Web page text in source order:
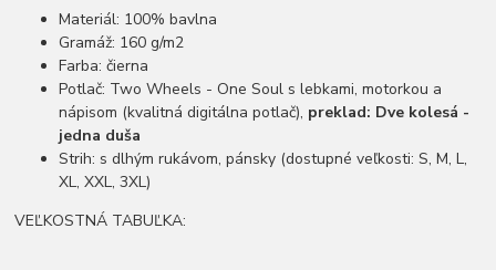
Materiál: 100% bavlna
Gramáž: 160 g/m2
Farba: čierna
Potlač: Two Wheels - One Soul s lebkami, motorkou a
nápisom (kvalitná digitálna potlač), preklad: Dve kolesá -
jedna duša
Strih: s dlhým rukávom, pánsky (dostupné veľkosti: S, M, L,
XL, XXL, 3XL)
VEĽKOSTNÁ TABUĽKA: